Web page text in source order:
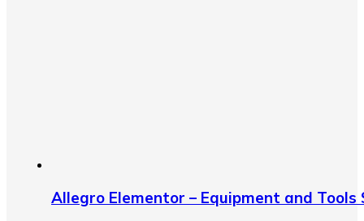
Allegro Elementor – Equipment and